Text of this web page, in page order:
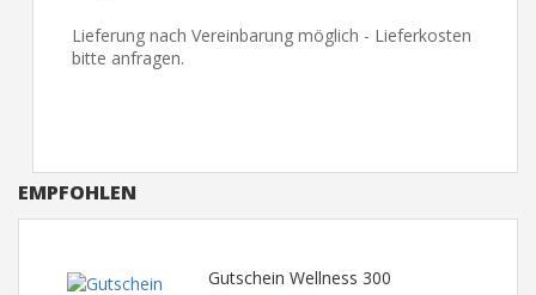
EMPFOHLEN
Gutschein Wellness 300
Lieferung nach Vereinbarung möglich - Lieferkosten
bitte anfragen.